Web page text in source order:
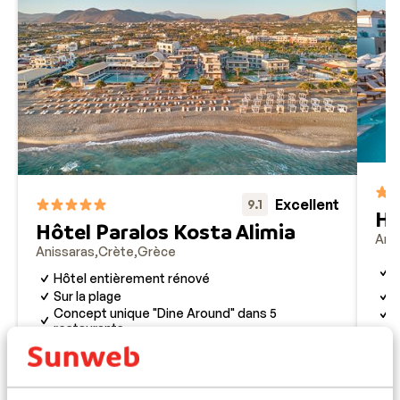
reposantes all inclusive au soleil !
9.1 Excellent
Hôtel Paralos Kosta Alimia
Anissaras Crète Grèce
Hôtel entièrement rénové
Sur la plage
Concept unique "Dine Around" dans 5
restaurants
Adults friendly
Sam. 24 Oct. - Sam. 31 Oct.
Demi-pension 2pers. 1 127 €